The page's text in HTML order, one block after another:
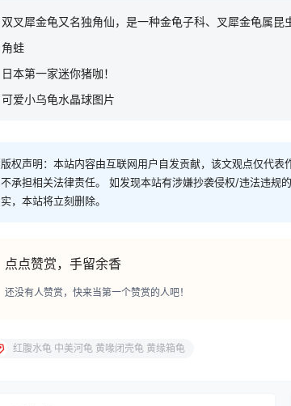
双叉犀金龟又名独角仙，是一种金龟子科、叉犀金龟属昆
角蛙
日本第一家迷你猪咖！
可爱小乌龟水晶球图片
版权声明：本站内容由互联网用户自发贡献，该文观点仅代表
不承担相关法律责任。 如发现本站有涉嫌抄袭侵权/违法违
实，本站将立刻删除。
点点赞赏，手留余香
还没有人赞赏，快来当第一个赞赏的人吧！
红腹水龟 中美河龟 黄喙闭壳龟 黄缘箱龟